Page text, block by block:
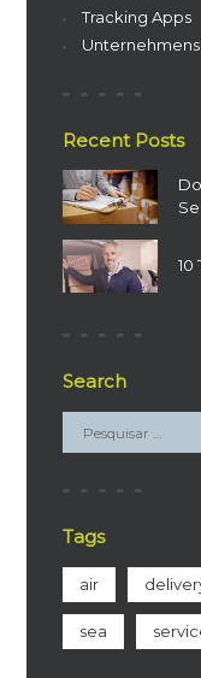
Tracking Apps
Recent Posts
10
Search
Tags
air
sea